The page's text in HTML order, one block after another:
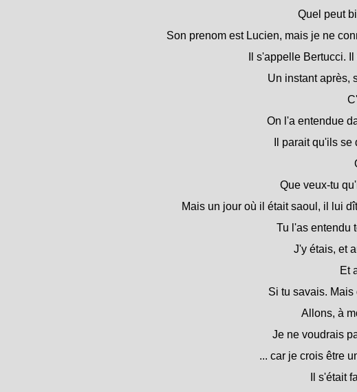
Quel peut
Son prenom est Lucien, mais je ne
Il s'appelle Bertucci.
Un instant après,
On l'a entendue
Il parait qu'ils
Que veux-tu
Mais un jour où il était saoul, il lui
Tu l'as entendu
J'y étais, et
Et
Si tu savais.
Allons, à
Je ne voudrais
... car je crois être
Il s'était